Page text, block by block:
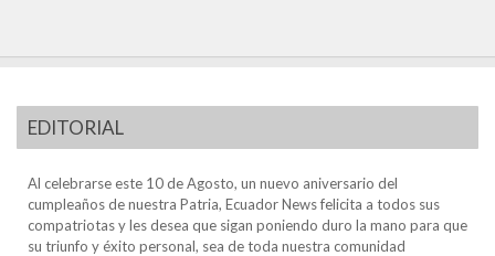
EDITORIAL
Al celebrarse este 10 de Agosto, un nuevo aniversario del
cumpleaños de nuestra Patria, Ecuador News felicita a todos sus
compatriotas y les desea que sigan poniendo duro la mano para que
su triunfo y éxito personal, sea de toda nuestra comunidad